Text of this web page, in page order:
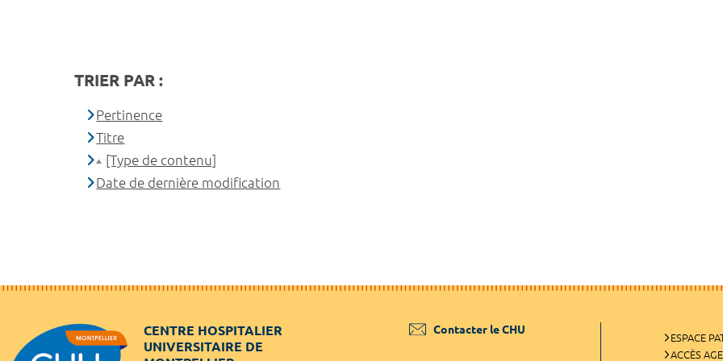
TRIER PAR :
Pertinence
Titre
[Type de contenu]
Date de dernière modification
CENTRE HOSPITALIER
UNIVERSITAIRE DE
Contacter le CHU
ESPACE
ACCÈS